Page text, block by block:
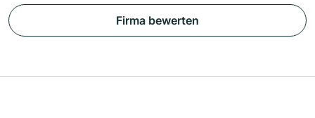
Firma bewerten